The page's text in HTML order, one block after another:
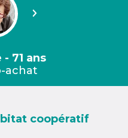
Suivant
71 ans
achat
coopératif